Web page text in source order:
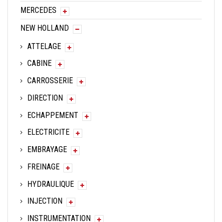
MERCEDES
NEW HOLLAND
ATTELAGE
CABINE
CARROSSERIE
DIRECTION
ECHAPPEMENT
ELECTRICITE
EMBRAYAGE
FREINAGE
HYDRAULIQUE
INJECTION
INSTRUMENTATION